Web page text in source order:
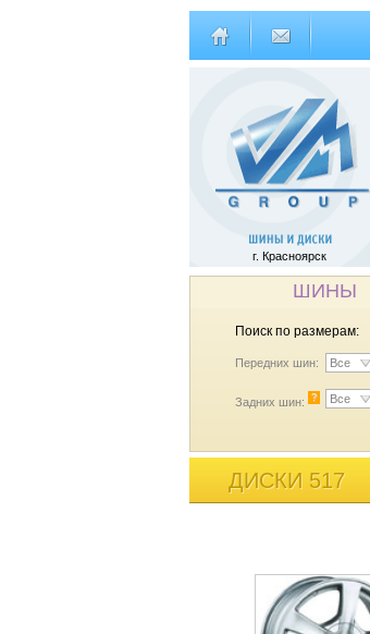
г. Красноярск
ШИНЫ
Поиск по размерам:
Передних шин: Все
Задних шин: ? Все
ДИСКИ 517